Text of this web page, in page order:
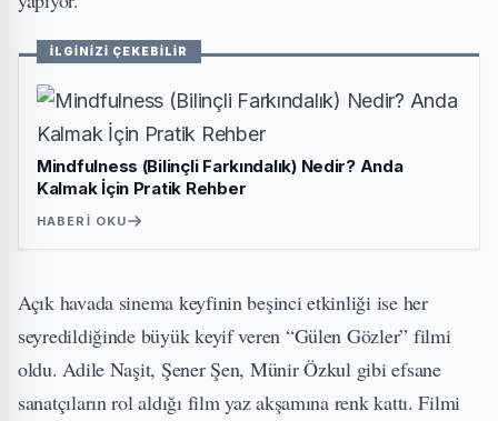
İLGİNİZİ ÇEKEBİLİR
Mindfulness (Bilinçli Farkındalık) Nedir? Anda
Kalmak İçin Pratik Rehber
HABERI OKU
Açık havada sinema keyfinin beşinci etkinliği ise her
seyredildiğinde büyük keyif veren “Gülen Gözler” filmi
oldu. Adile Naşit, Şener Şen, Münir Özkul gibi efsane
sanatçıların rol aldığı film yaz akşamına renk kattı. Filmi